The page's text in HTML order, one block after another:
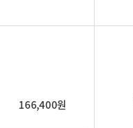
166,400원